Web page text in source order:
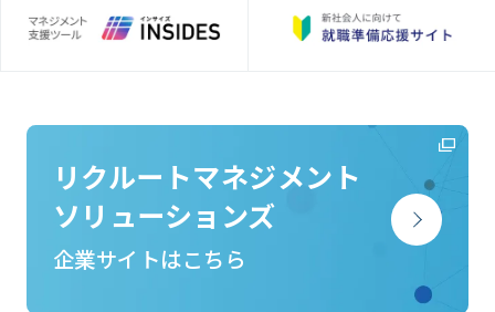
リクルートマネジメント
ソリューションズ
企業サイトはこちら